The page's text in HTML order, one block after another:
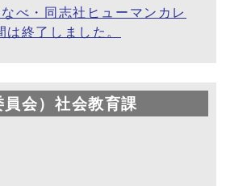
べ・同志社ヒューマンカレ
終了しました。
会）社会教育課